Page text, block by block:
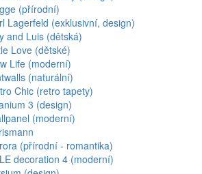
(přírodní)
Lagerfeld (exklusivní, design)
and Luis (dětská)
Love (dětské)
Life (moderní)
(naturální)
Chic (retro tapety)
3 (design)
(moderní)
(přírodní - romantika)
decoration 4 (moderní)